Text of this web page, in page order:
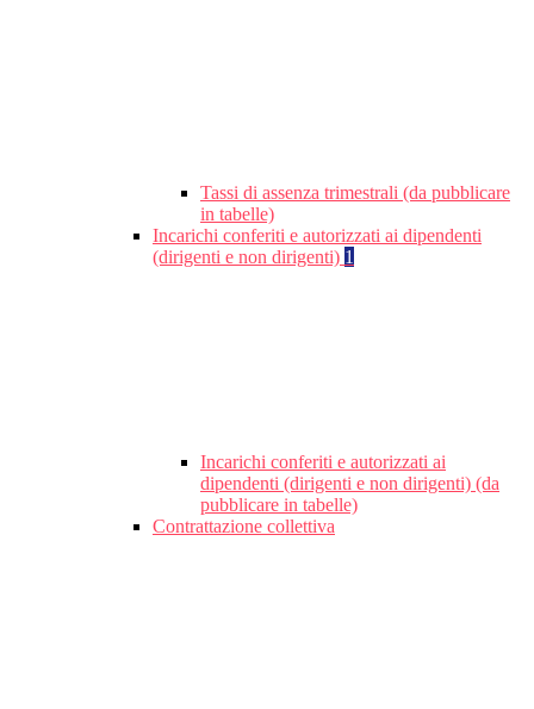
Tassi di assenza trimestrali (da pubblicare
in tabelle)
Incarichi conferiti e autorizzati ai dipendenti
(dirigenti e non dirigenti) 1
Incarichi conferiti e autorizzati ai
dipendenti (dirigenti e non dirigenti) (da
pubblicare in tabelle)
Contrattazione collettiva